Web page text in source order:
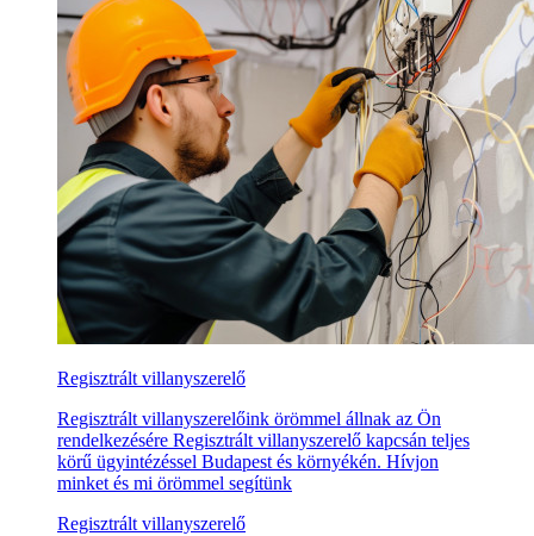
Regisztrált villanyszerelő
Regisztrált villanyszerelőink örömmel állnak az Ön
rendelkezésére Regisztrált villanyszerelő kapcsán teljes
körű ügyintézéssel Budapest és környékén. Hívjon
minket és mi örömmel segítünk
Regisztrált villanyszerelő